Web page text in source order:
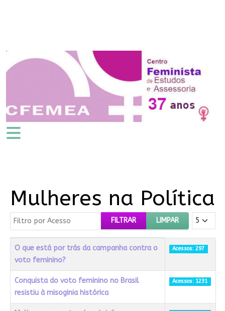
Mulheres na Política
Filtro por Acesso FILTRAR LIMPAR Mostrar #
Título Acessos
O que está por trás da campanha contra o
voto feminino?
Acessos: 297
Conquista do voto feminino no Brasil
resistiu à misoginia histórica
Acessos: 1231